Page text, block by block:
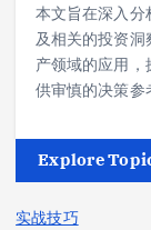
本文旨在深入分
及相关的投资
产领域的应用
供审慎的决策参
Explore
实战技巧